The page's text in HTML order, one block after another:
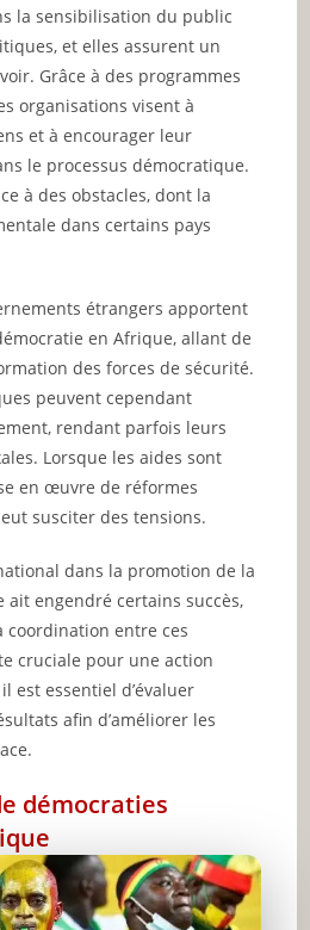
la sensibilisation du public
et elles assurent un
Grâce à des programmes
organisations visent à
et à encourager leur
le processus démocratique.
à des obstacles, dont la
dans certains pays
étrangers apportent
en Afrique, allant de
des forces de sécurité.
peuvent cependant
rendant parfois leurs
Lorsque les aides sont
en œuvre de réformes
susciter des tensions.
dans la promotion de la
engendré certains succès,
coordination entre ces
cruciale pour une action
est essentiel d’évaluer
afin d’améliorer les
démocraties